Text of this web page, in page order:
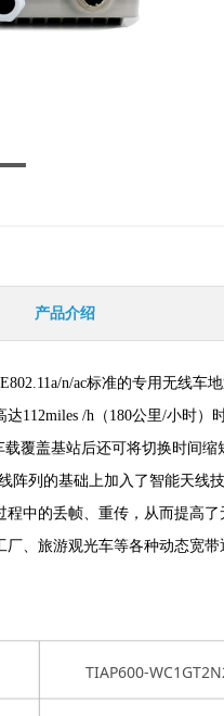
产品介绍
a/n/ac标准的专用无线车
112miles /h（180公里/小时
覆盖基站后还可将切换时间
阵列的基础上加入了智能天
程中的丢帧、重传，从而提高
、旅游观光车等各种动态宽
TIAP600-